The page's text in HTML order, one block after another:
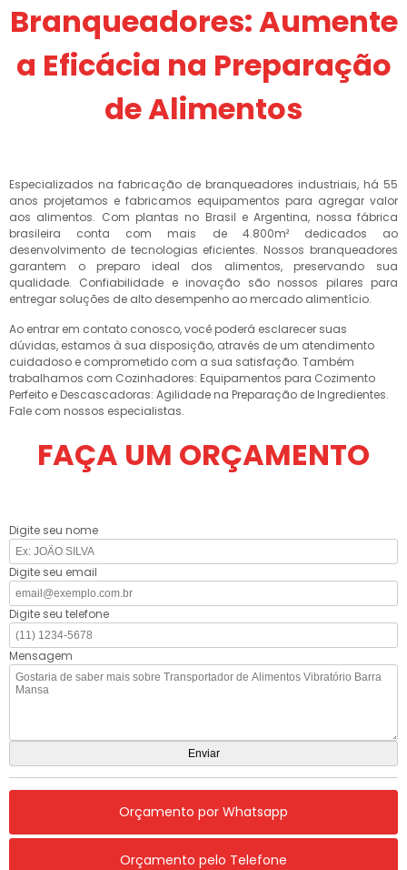
Branqueadores: Aumente
a Eficácia na Preparação
de Alimentos
Especializados na fabricação de branqueadores industriais, há 55
anos projetamos e fabricamos equipamentos para agregar valor
aos alimentos. Com plantas no Brasil e Argentina, nossa fábrica
brasileira conta com mais de 4.800m² dedicados ao
desenvolvimento de tecnologias eficientes. Nossos branqueadores
garantem o preparo ideal dos alimentos, preservando sua
qualidade. Confiabilidade e inovação são nossos pilares para
entregar soluções de alto desempenho ao mercado alimentício.
Ao entrar em contato conosco, você poderá esclarecer suas
dúvidas, estamos à sua disposição, através de um atendimento
cuidadoso e comprometido com a sua satisfação. Também
trabalhamos com Cozinhadores: Equipamentos para Cozimento
Perfeito e Descascadoras: Agilidade na Preparação de Ingredientes.
Fale com nossos especialistas.
FAÇA UM ORÇAMENTO
Digite seu nome
Digite seu email
Digite seu telefone
Mensagem
Orçamento por Whatsapp
Orçamento pelo Telefone